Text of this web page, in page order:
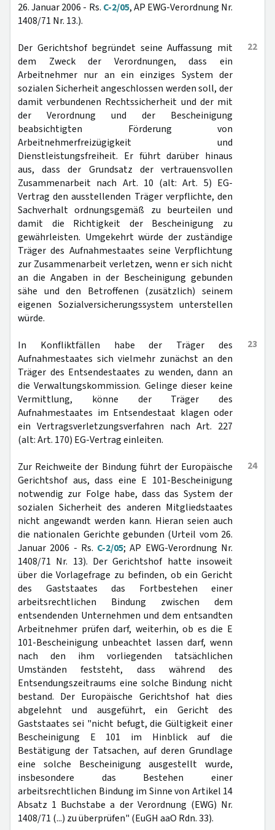
26. Januar 2006 - Rs. C-2/05, AP EWG-Verordnung Nr.
1408/71 Nr. 13.).
22
Der Gerichtshof begründet seine Auffassung mit
dem Zweck der Verordnungen, dass ein
Arbeitnehmer nur an ein einziges System der
sozialen Sicherheit angeschlossen werden soll, der
damit verbundenen Rechtssicherheit und der mit
der Verordnung und der Bescheinigung
beabsichtigten Förderung von
Arbeitnehmerfreizügigkeit und
Dienstleistungsfreiheit. Er führt darüber hinaus
aus, dass der Grundsatz der vertrauensvollen
Zusammenarbeit nach Art. 10 (alt: Art. 5) EG-
Vertrag den ausstellenden Träger verpflichte, den
Sachverhalt ordnungsgemäß zu beurteilen und
damit die Richtigkeit der Bescheinigung zu
gewährleisten. Umgekehrt würde der zuständige
Träger des Aufnahmestaates seine Verpflichtung
zur Zusammenarbeit verletzen, wenn er sich nicht
an die Angaben in der Bescheinigung gebunden
sähe und den Betroffenen (zusätzlich) seinem
eigenen Sozialversicherungssystem unterstellen
würde.
23
In Konfliktfällen habe der Träger des
Aufnahmestaates sich vielmehr zunächst an den
Träger des Entsendestaates zu wenden, dann an
die Verwaltungskommission. Gelinge dieser keine
Vermittlung, könne der Träger des
Aufnahmestaates im Entsendestaat klagen oder
ein Vertragsverletzungsverfahren nach Art. 227
(alt: Art. 170) EG-Vertrag einleiten.
24
Zur Reichweite der Bindung führt der Europäische
Gerichtshof aus, dass eine E 101-Bescheinigung
notwendig zur Folge habe, dass das System der
sozialen Sicherheit des anderen Mitgliedstaates
nicht angewandt werden kann. Hieran seien auch
die nationalen Gerichte gebunden (Urteil vom 26.
Januar 2006 - Rs. C-2/05; AP EWG-Verordnung Nr.
1408/71 Nr. 13). Der Gerichtshof hatte insoweit
über die Vorlagefrage zu befinden, ob ein Gericht
des Gaststaates das Fortbestehen einer
arbeitsrechtlichen Bindung zwischen dem
entsendenden Unternehmen und dem entsandten
Arbeitnehmer prüfen darf, weiterhin, ob es die E
101-Bescheinigung unbeachtet lassen darf, wenn
nach den ihm vorliegenden tatsächlichen
Umständen feststeht, dass während des
Entsendungszeitraums eine solche Bindung nicht
bestand. Der Europäische Gerichtshof hat dies
abgelehnt und ausgeführt, ein Gericht des
Gaststaates sei "nicht befugt, die Gültigkeit einer
Bescheinigung E 101 im Hinblick auf die
Bestätigung der Tatsachen, auf deren Grundlage
eine solche Bescheinigung ausgestellt wurde,
insbesondere das Bestehen einer
arbeitsrechtlichen Bindung im Sinne von Artikel 14
Absatz 1 Buchstabe a der Verordnung (EWG) Nr.
1408/71 (...) zu überprüfen" (EuGH aaO Rdn. 33).